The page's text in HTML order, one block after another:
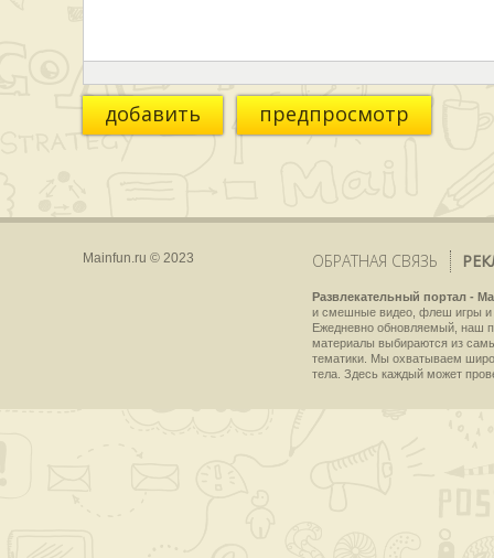
добавить предпросмотр
Mainfun.ru © 2023 ОБРАТНАЯ СВЯЗЬ
Развлекательный портал -
и смешные видео, флеш игры и
Ежедневно обновляемый, наш
материалы выбираются из
тематики. Мы охватываем
тела. Здесь каждый может